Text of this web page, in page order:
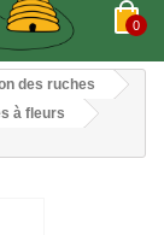
0
des ruches
à fleurs